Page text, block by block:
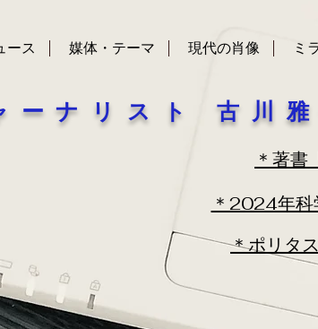
ース 媒体・テーマ 現代の肖像 ミ
ーナリスト 古川
＊著書
＊2024年科
＊ポリタ